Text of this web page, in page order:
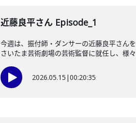
近藤良平さん Episode_1
今週は、振付師・ダンサーの近藤良平さん
さいたま芸術劇場の芸術監督に就任し、様
2026.05.15 |00:20:35